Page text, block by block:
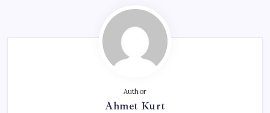
Author
Ahmet Kurt